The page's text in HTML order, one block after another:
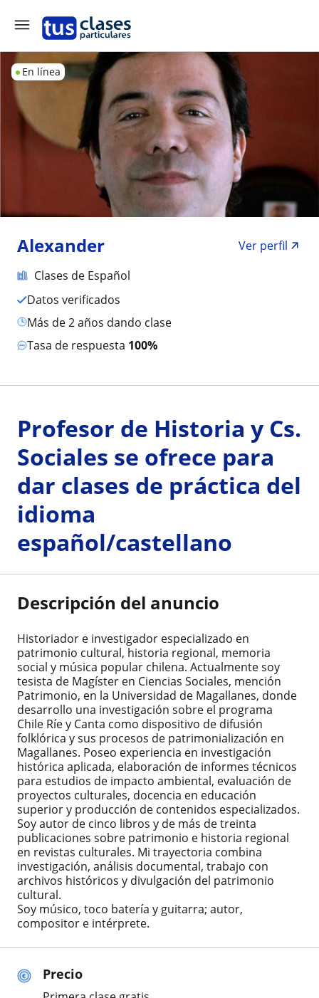
En línea
Alexander
Ver perfil
Clases de Español
Datos verificados
más de 2 años dando clase
Tasa de respuesta 100%
Precio
Profesor de Historia y Cs.
Sociales se ofrece para
dar clases de práctica del
idioma
español/castellano
Descripción del anuncio
Historiador e investigador especializado en
patrimonio cultural, historia regional, memoria
social y música popular chilena. Actualmente soy
tesista de Magíster en Ciencias Sociales, mención
Patrimonio, en la Universidad de Magallanes, donde
desarrollo una investigación sobre el programa
Chile Ríe y Canta como dispositivo de difusión
folklórica y sus procesos de patrimonialización en
Magallanes. Poseo experiencia en investigación
histórica aplicada, elaboración de informes técnicos
para estudios de impacto ambiental, evaluación de
proyectos culturales, docencia en educación
superior y producción de contenidos especializados.
Soy autor de cinco libros y de más de treinta
publicaciones sobre patrimonio e historia regional
en revistas culturales. Mi trayectoria combina
investigación, análisis documental, trabajo con
archivos históricos y divulgación del patrimonio
cultural.
Soy músico, toco batería y guitarra; autor,
compositor e intérprete.